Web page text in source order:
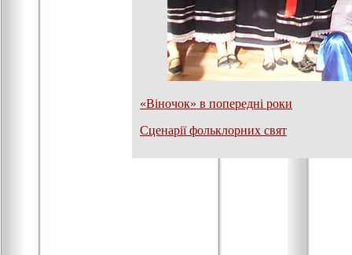
«Віночок» в попередні роки
Сценарії фольклорних свят